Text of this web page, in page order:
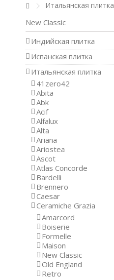
Итальянская плитка
New Classic
Индийская плитка
Испанская плитка
Итальянская плитка
41zero42
Abita
Abk
Acif
Alfalux
Alta
Ariana
Ariostea
Ascot
Atlas Concorde
Bardelli
Brennero
Caesar
Ceramiche Grazia
Amarcord
Boiserie
Formelle
Maison
New Classic
Old England
Retro